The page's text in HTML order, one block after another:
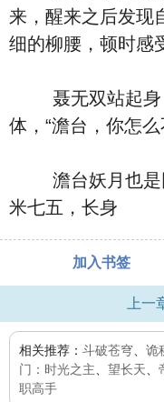
来，醒来之后发现
细的柳腰，顿时感
聂无双站起身
体，“澹台，你怎
澹台妖月也是
米七五，长身
加入书签
上一
相关推荐： 斗破苍穹 诡
门：时光之主
望长天
职高手